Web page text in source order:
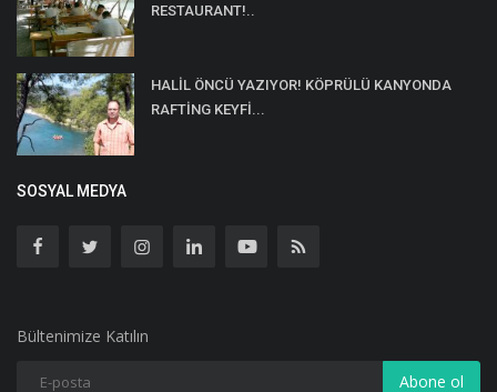
RESTAURANT!..
HALİL ÖNCÜ YAZIYOR! KÖPRÜLÜ KANYONDA
RAFTİNG KEYFİ...
SOSYAL MEDYA
Bültenimize Katılın
Abone ol